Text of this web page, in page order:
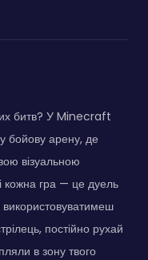
битв? У Minecraft
бойову арену, де
візуальною
кожна гра — це дуель
використовуватимеш
постійно рухай
в зону твого